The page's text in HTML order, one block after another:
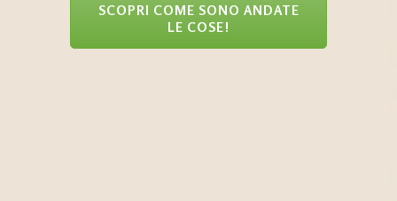
SCOPRI COME SONO ANDATE
LE COSE!